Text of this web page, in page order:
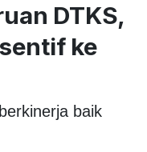
DTKS,
ke
baik